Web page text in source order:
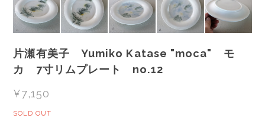
片瀬有美子 Yumiko Katase "moca" モ
カ 7寸リムプレート no.12
¥7,150
SOLD OUT